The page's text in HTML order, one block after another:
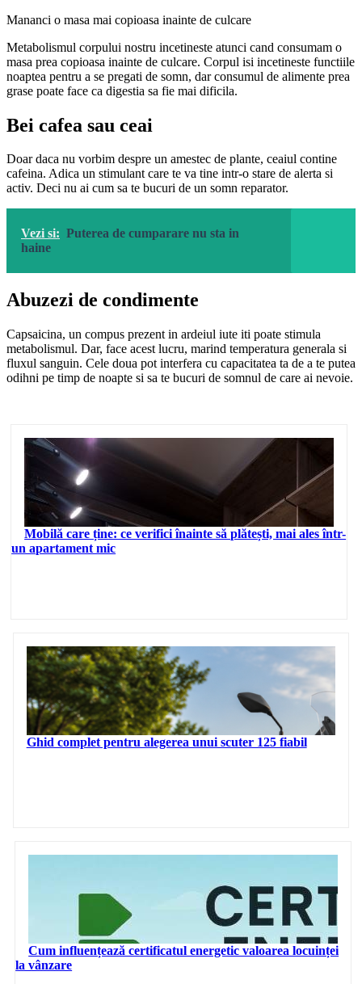
Mananci o masa mai copioasa inainte de culcare
Metabolismul corpului nostru incetineste atunci cand consumam o
masa prea copioasa inainte de culcare. Corpul isi incetineste functiile
noaptea pentru a se pregati de somn, dar consumul de alimente prea
grase poate face ca digestia sa fie mai dificila.
Bei cafea sau ceai
Doar daca nu vorbim despre un amestec de plante, ceaiul contine
cafeina. Adica un stimulant care te va tine intr-o stare de alerta si
activ. Deci nu ai cum sa te bucuri de un somn reparator.
Vezi si: Puterea de cumparare nu sta in
haine
Abuzezi de condimente
Capsaicina, un compus prezent in ardeiul iute iti poate stimula
metabolismul. Dar, face acest lucru, marind temperatura generala si
fluxul sanguin. Cele doua pot interfera cu capacitatea ta de a te putea
odihni pe timp de noapte si sa te bucuri de somnul de care ai nevoie.
Mobilă care ține: ce verifici înainte să plătești, mai ales într-
un apartament mic
Ghid complet pentru alegerea unui scuter 125 fiabil
Cum influențează certificatul energetic valoarea locuinței
la vânzare